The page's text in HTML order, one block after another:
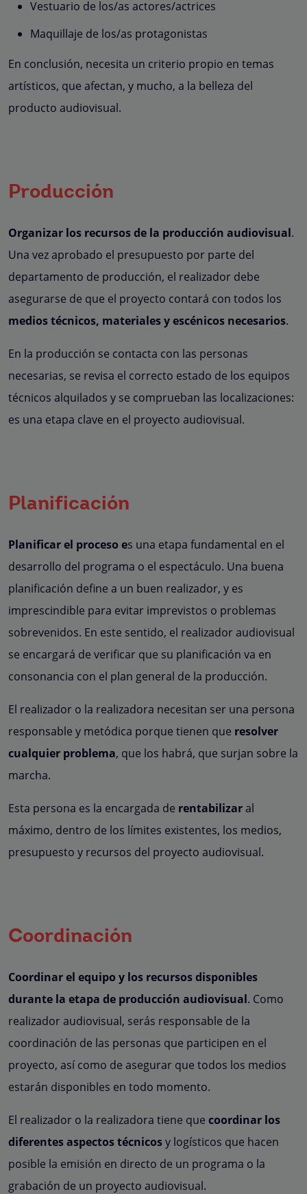
Vestuario de los/as actores/actrices
Maquillaje de los/as protagonistas
En conclusión, necesita un criterio propio en temas
artísticos, que afectan, y mucho, a la belleza del
producto audiovisual.
Producción
Organizar los recursos de la producción audiovisual.
Una vez aprobado el presupuesto por parte del
departamento de producción, el realizador debe
asegurarse de que el proyecto contará con todos los
medios técnicos, materiales y escénicos necesarios.
En la producción se contacta con las personas
necesarias, se revisa el correcto estado de los equipos
técnicos alquilados y se comprueban las localizaciones:
es una etapa clave en el proyecto audiovisual.
Planificación
Planificar el proceso es una etapa fundamental en el
desarrollo del programa o el espectáculo. Una buena
planificación define a un buen realizador, y es
imprescindible para evitar imprevistos o problemas
sobrevenidos. En este sentido, el realizador audiovisual
se encargará de verificar que su planificación va en
consonancia con el plan general de la producción.
El realizador o la realizadora necesitan ser una persona
responsable y metódica porque tienen que resolver
cualquier problema, que los habrá, que surjan sobre la
marcha.
Esta persona es la encargada de rentabilizaral
máximo, dentro de los límites existentes, los medios,
presupuesto y recursos del proyecto audiovisual.
Coordinación
Coordinar el equipo y los recursos disponibles
durante la etapa de producción audiovisual. Como
realizador audiovisual, serás responsable de la
coordinación de las personas que participen en el
proyecto, así como de asegurar que todos los medios
estarán disponibles en todo momento.
El realizador o la realizadora tiene que coordinar los
diferentes aspectos técnicosy logísticos que hacen
posible la emisión en directo de un programa o la
grabación de un proyecto audiovisual.